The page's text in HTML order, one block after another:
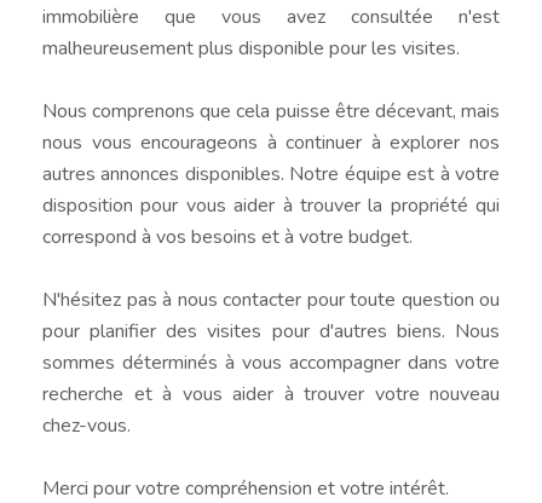
immobilière que vous avez consultée n'est
malheureusement plus disponible pour les visites.
Nous comprenons que cela puisse être décevant, mais
nous vous encourageons à continuer à explorer nos
autres annonces disponibles. Notre équipe est à votre
disposition pour vous aider à trouver la propriété qui
correspond à vos besoins et à votre budget.
N'hésitez pas à nous contacter pour toute question ou
pour planifier des visites pour d'autres biens. Nous
sommes déterminés à vous accompagner dans votre
recherche et à vous aider à trouver votre nouveau
chez-vous.
Merci pour votre compréhension et votre intérêt.